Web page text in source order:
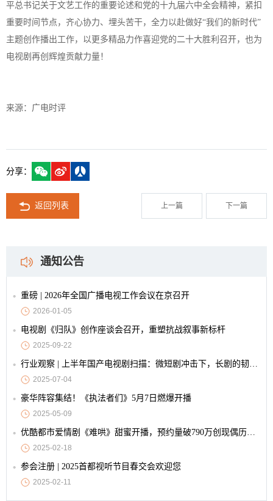
平总书记关于文艺工作的重要论述和党的十九届六中全会精神，紧扣
重要时间节点，齐心协力、埋头苦干，全力以赴做好“我们的新时代”
主题创作播出工作，以更多精品力作喜迎党的二十大胜利召开，也为
电视剧再创辉煌贡献力量！
来源：广电时评
分享：
返回列表 上一篇 下一篇
通知公告
重磅 | 2026年全国广播电视工作会议在京召开
2026-01-05
电视剧《归队》创作座谈会召开，重塑抗战叙事新标杆
2025-09-22
行业观察 | 上半年国产电视剧扫描：微短剧冲击下，长剧的韧性与创新
2025-07-04
豪华阵容集结！《执法者们》5月7日燃爆开播
2025-05-09
优酷都市爱情剧《难哄》甜蜜开播，预约量破790万创现偶历史纪录
2025-02-18
参会注册 | 2025首都视听节目春交会欢迎您
2025-02-11